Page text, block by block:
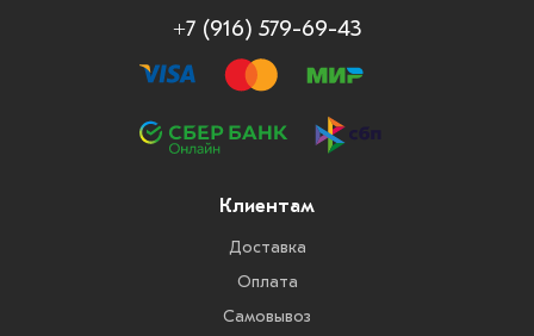
+7 (916) 579-69-43
Клиентам
Доставка
Оплата
Самовывоз